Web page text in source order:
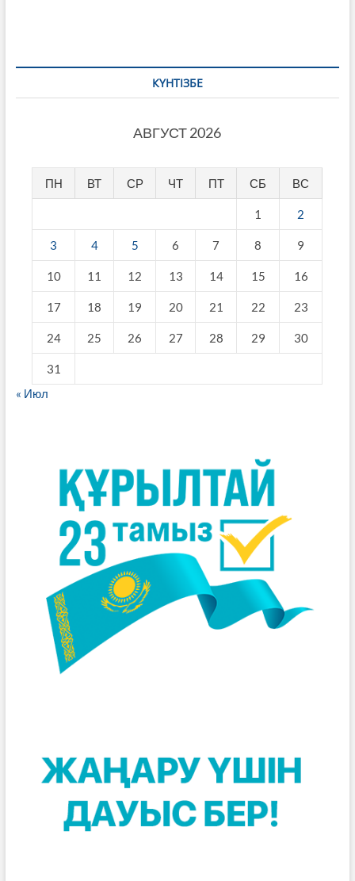
КҮНТІЗБЕ
АВГУСТ 2026
ПН ВТ СР ЧТ ПТ СБ ВС
1 2
3 4 5 6 7 8 9
10 11 12 13 14 15 16
17 18 19 20 21 22 23
24 25 26 27 28 29 30
31
« Июл